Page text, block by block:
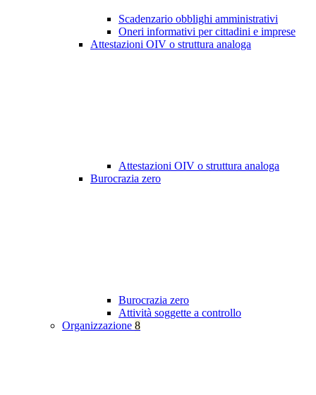
Scadenzario obblighi amministrativi
Oneri informativi per cittadini e imprese
Attestazioni OIV o struttura analoga
Attestazioni OIV o struttura analoga
Burocrazia zero
Burocrazia zero
Attività soggette a controllo
Organizzazione 8